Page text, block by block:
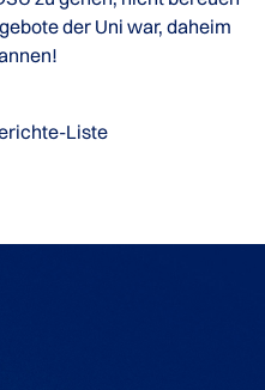
der Uni war, daheim
Liste